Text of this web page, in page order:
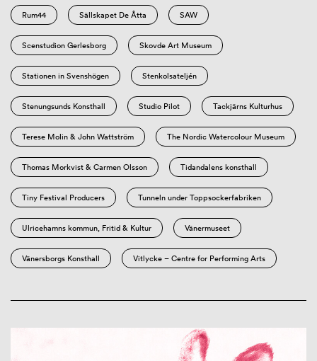
Rum44 Sällskapet De Åtta SAW
Scenstudion Gerlesborg Skovde Art Museum
Stationen in Svenshögen Stenkolsateljén
Stenungsunds Konsthall Studio Pilot Tackjärns Kulturhus
Terese Molin & John Wattström The Nordic Watercolour Museum
Thomas Morkvist & Carmen Olsson Tidandalens konsthall
Tiny Festival Producers Tunneln under Toppsockerfabriken
Ulricehamns kommun, Fritid & Kultur Vänermuseet
Vänersborgs Konsthall Vitlycke – Centre for Performing Arts